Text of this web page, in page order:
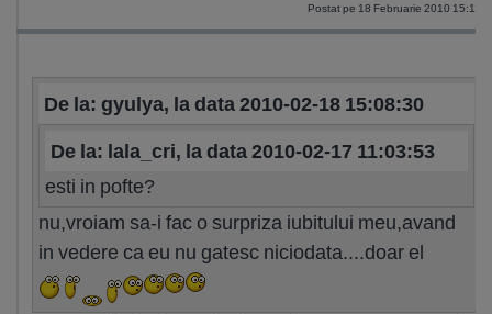
Postat pe 18 Februarie 2010 15:11
De la: gyulya, la data 2010-02-18 15:08:30
De la: lala_cri, la data 2010-02-17 11:03:53
esti in pofte?
nu,vroiam sa-i fac o surpriza iubitului meu,avand
in vedere ca eu nu gatesc niciodata....doar el